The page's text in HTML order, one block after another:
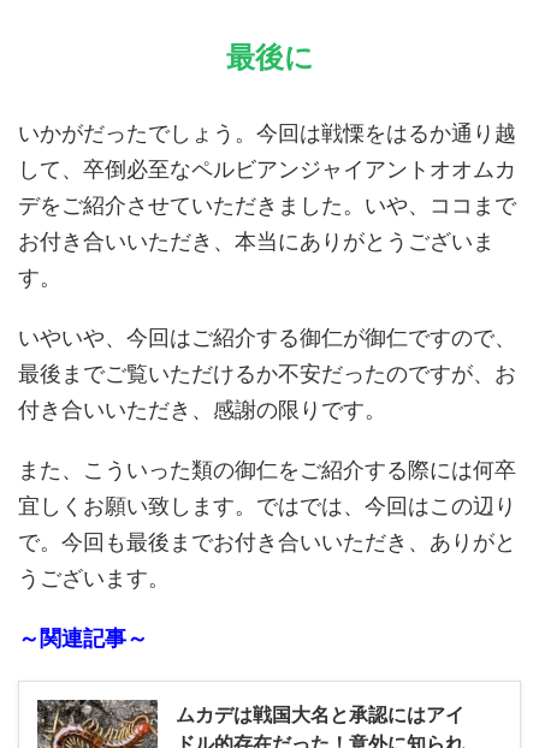
最後に
いかがだったでしょう。今回は戦慄をはるか通り越
して、卒倒必至なペルビアンジャイアントオオムカ
デをご紹介させていただきました。いや、ココまで
お付き合いいただき、本当にありがとうございま
す。
いやいや、今回はご紹介する御仁が御仁ですので、
最後までご覧いただけるか不安だったのですが、お
付き合いいただき、感謝の限りです。
また、こういった類の御仁をご紹介する際には何卒
宜しくお願い致します。ではでは、今回はこの辺り
で。今回も最後までお付き合いいただき、ありがと
うございます。
～関連記事～
ムカデは戦国大名と承認にはアイ